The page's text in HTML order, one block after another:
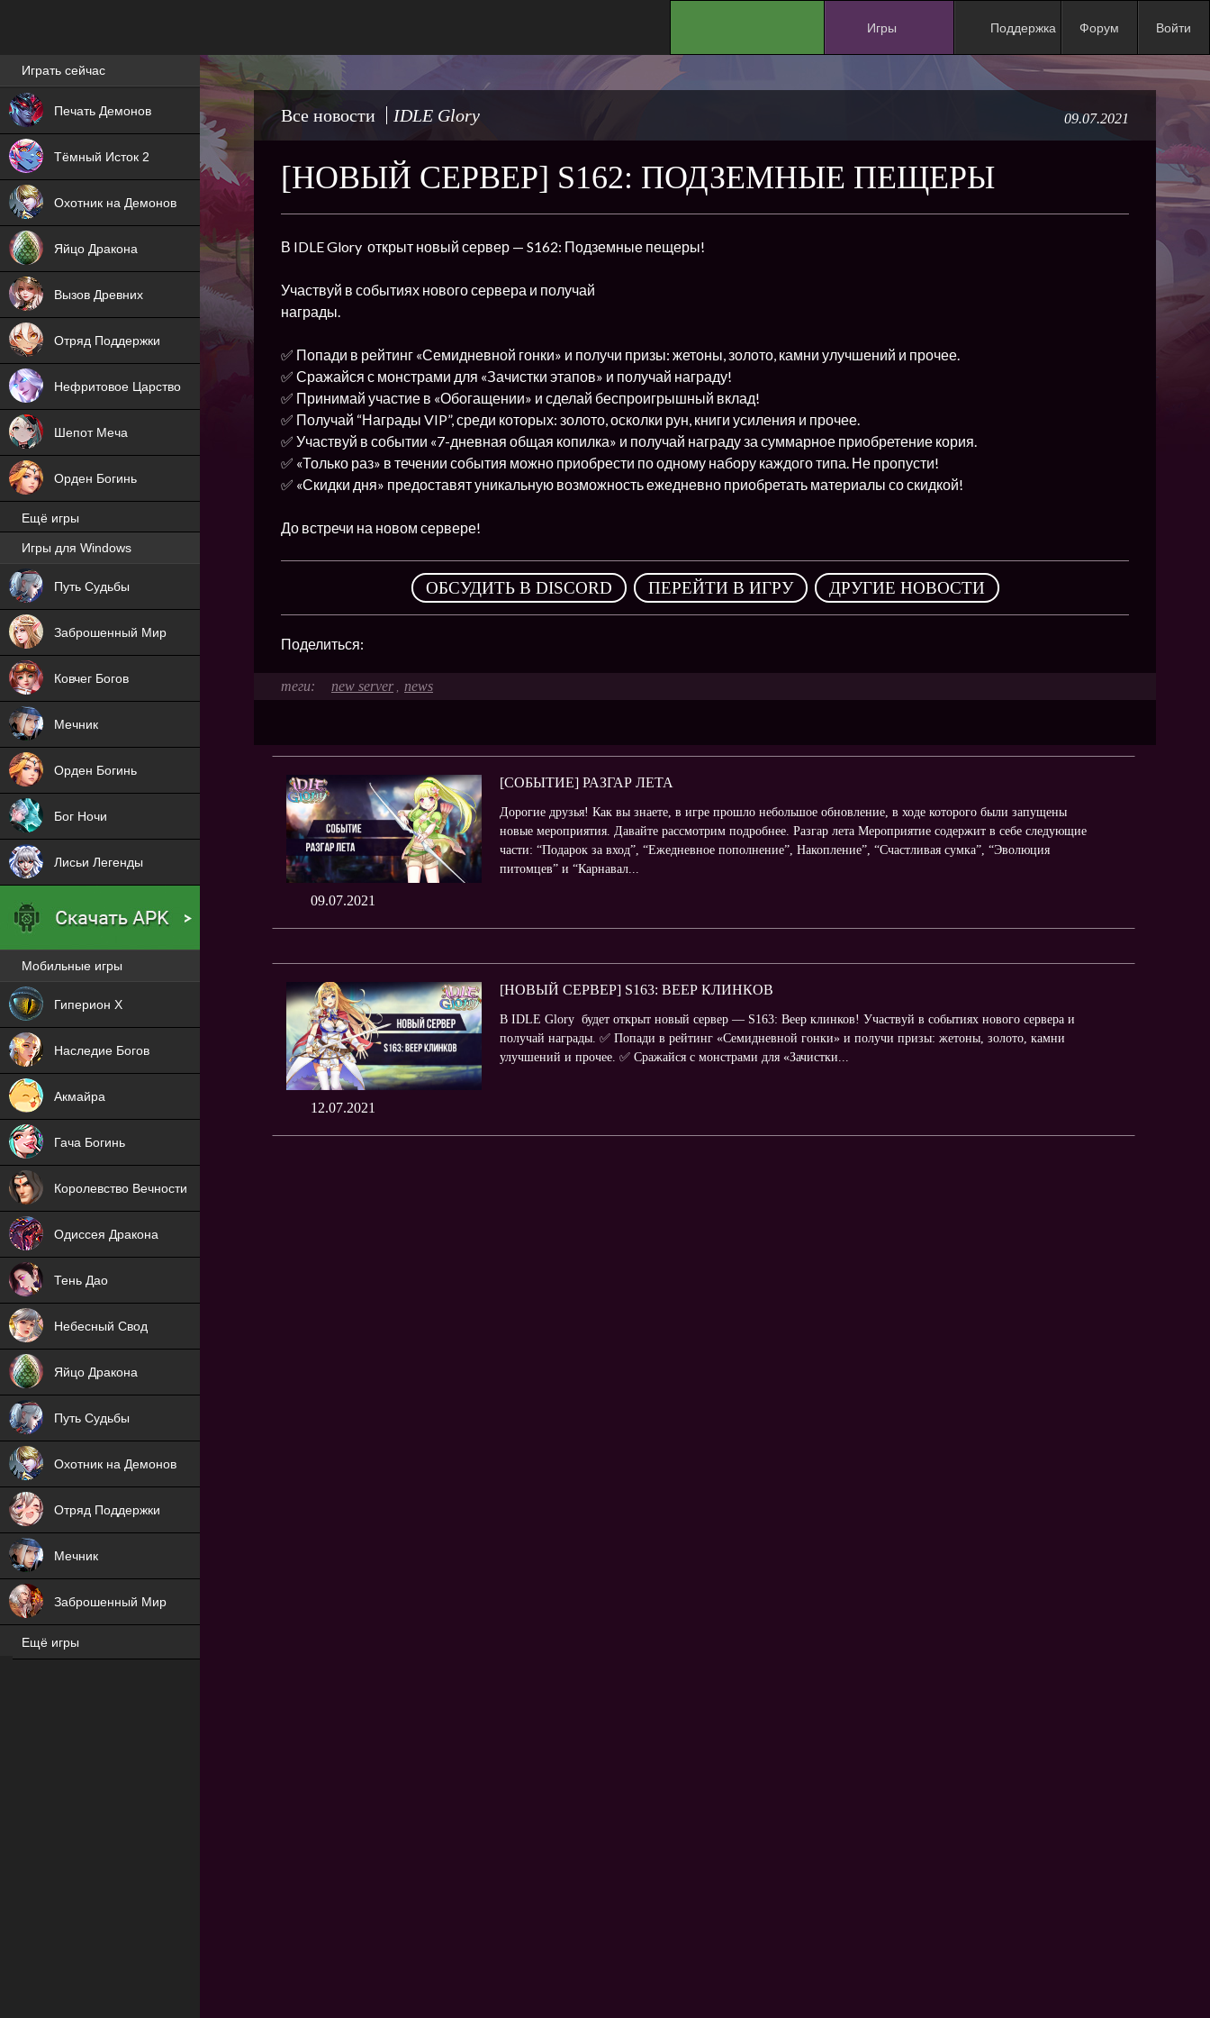
Игры
NEW
HIT
Поддержка Форум Войти
Все новости IDLE Glory 09.07.2021
[НОВЫЙ СЕРВЕР] S162: ПОДЗЕМНЫЕ ПЕЩЕРЫ
В IDLE Glory открыт новый сервер — S162: Подземные пещеры!
Участвуй в событиях нового сервера и получай
награды.
✅ Попади в рейтинг «Семидневной гонки» и получи призы: жетоны, золото, камни улучшений и прочее.
✅ Сражайся с монстрами для «Зачистки этапов» и получай награду!
✅ Принимай участие в «Обогащении» и сделай беспроигрышный вклад!
✅ Получай “Награды VIP”, среди которых: золото, осколки рун, книги усиления и прочее.
✅ Участвуй в событии «7-дневная общая копилка» и получай награду за суммарное приобретение кория.
✅ «Только раз» в течении события можно приобрести по одному набору каждого типа. Не пропусти!
✅ «Скидки дня» предоставят уникальную возможность ежедневно приобретать материалы со скидкой!
До встречи на новом сервере!
ОБСУДИТЬ В DISCORD , ПЕРЕЙТИ В ИГРУ , ДРУГИЕ НОВОСТИ
Поделиться:
new server , news
09.07.2021
[СОБЫТИЕ] РАЗГАР ЛЕТА
Дорогие друзья! Как вы знаете, в игре прошло небольшое обновление, в ходе которого были запущены
новые мероприятия. Давайте рассмотрим подробнее. Разгар лета Мероприятие содержит в себе следующие
части: “Подарок за вход”, “Ежедневное пополнение”, Накопление”, “Счастливая сумка”, “Эволюция
питомцев” и “Карнавал...
12.07.2021
[НОВЫЙ СЕРВЕР] S163: ВЕЕР КЛИНКОВ
В IDLE Glory будет открыт новый сервер — S163: Веер клинков! Участвуй в событиях нового сервера и
получай награды. ✅ Попади в рейтинг «Семидневной гонки» и получи призы: жетоны, золото, камни
улучшений и прочее. ✅ Сражайся с монстрами для «Зачистки...
Лучшие игры онлайн
Играть сейчас
Печать Демонов
NEW
Тёмный Исток 2
NEW
Охотник на Демонов
ХИТ
Яйцо Дракона
NEW
Вызов Древних
ХИТ
Отряд Поддержки
ХИТ
Нефритовое Царство
Шепот Меча
Орден Богинь
Ещё игры
Игры для Windows
Путь Судьбы
Заброшенный Мир
NEW
Ковчег Богов
Мечник
Орден Богинь
Бог Ночи
Лисьи Легенды
Мобильные игры
Гиперион Х
Наследие Богов
NEW
Акмайра
NEW
Гача Богинь
NEW
Королевство Вечности
NEW
Одиссея Дракона
NEW
Тень Дао
NEW
Небесный Свод
NEW
Яйцо Дракона
NEW
Путь Судьбы
NEW
Охотник на Демонов
ХИТ
Отряд Поддержки
ХИТ
Мечник
Заброшенный Мир
NEW
Ещё игры